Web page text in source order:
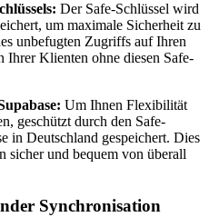
Der Safe-Schlüssel wird
um maximale Sicherheit zu
unbefugten Zugriffs auf Ihren
Klienten ohne diesen Safe-
Um Ihnen Flexibilität
geschützt durch den Safe-
in Deutschland gespeichert. Dies
sicher und bequem von überall
Synchronisation